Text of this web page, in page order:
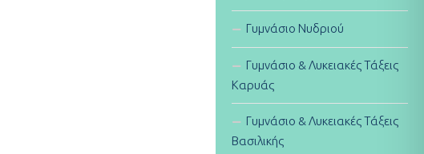
Γυμνάσιο Νυδριού
Γυμνάσιο & Λυκειακές Τάξεις
Καρυάς
Γυμνάσιο & Λυκειακές Τάξεις
Βασιλικής